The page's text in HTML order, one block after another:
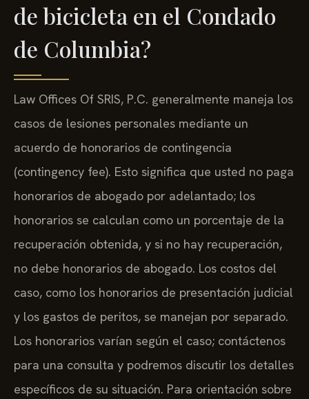
de bicicleta en el Condado
de Columbia?
Law Offices Of SRIS, P.C. generalmente maneja los
casos de lesiones personales mediante un
acuerdo de honorarios de contingencia
(contingency fee). Esto significa que usted no paga
honorarios de abogado por adelantado; los
honorarios se calculan como un porcentaje de la
recuperación obtenida, y si no hay recuperación,
no debe honorarios de abogado. Los costos del
caso, como los honorarios de presentación judicial
y los gastos de peritos, se manejan por separado.
Los honorarios varían según el caso; contáctenos
para una consulta y podremos discutir los detalles
específicos de su situación. Para orientación sobre